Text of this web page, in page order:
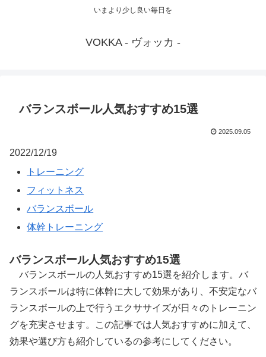
いまより少し良い毎日を
VOKKA - ヴォッカ -
バランスボール人気おすすめ15選
2025.09.05
2022/12/19
トレーニング
フィットネス
バランスボール
体幹トレーニング
バランスボール人気おすすめ15選
バランスボールの人気おすすめ15選を紹介します。バ
ランスボールは特に体幹に大して効果があり、不安定なバ
ランスボールの上で行うエクササイズが日々のトレーニン
グを充実させます。この記事では人気おすすめに加えて、
効果や選び方も紹介しているの参考にしてください。